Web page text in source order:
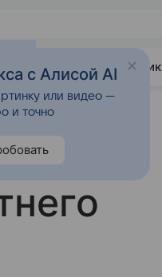
Почемучка Учебник
с Алисой AI
или видео —
и точно